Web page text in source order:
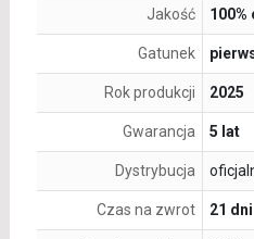
Jakość
Gatunek
Rok produkcji 2025
Gwarancja 5 lat
Dystrybucja
Czas na zwrot 21 dni